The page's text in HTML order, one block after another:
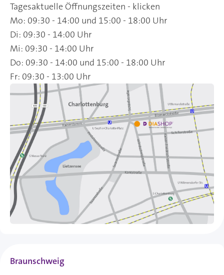
Tagesaktuelle Öffnungszeiten - klicken
Mo: 09:30 - 14:00 und 15:00 - 18:00 Uhr
Di: 09:30 - 14:00 Uhr
Mi: 09:30 - 14:00 Uhr
Do: 09:30 - 14:00 und 15:00 - 18:00 Uhr
Fr: 09:30 - 13:00 Uhr
Braunschweig